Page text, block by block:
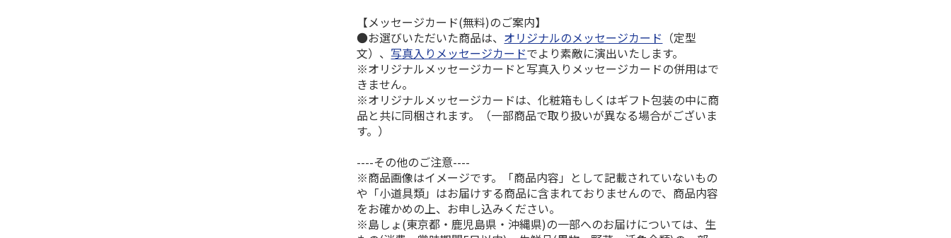
【メッセージカード(無料)のご案内】
●お選びいただいた商品は、 オリジナルのメッセージカード （定型
文）、写真入りメッセージカードでより素敵に演出いたします。
※オリジナルメッセージカードと写真入りメッセージカードの併用はで
きません。
※オリジナルメッセージカードは、化粧箱もしくはギフト包装の中に商
品と共に同梱されます。（一部商品で取り扱いが異なる場合がございま
す。）
----その他のご注意----
※商品画像はイメージです。「商品内容」として記載されていないもの
や「小道具類」はお届けする商品に含まれておりませんので、商品内容
をお確かめの上、お申し込みください。
※島しょ(東京都・鹿児島県・沖縄県)の一部へのお届けについては、生